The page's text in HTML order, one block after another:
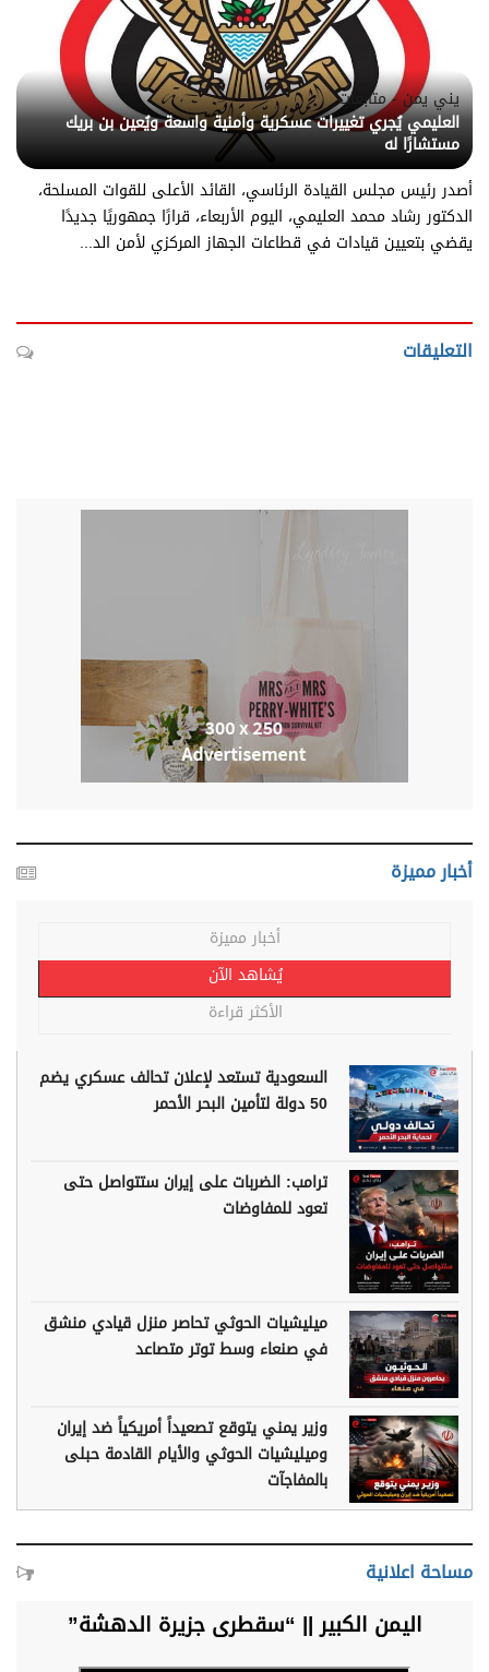
يني يمن - متابعات
العليمي يُجري تغييرات عسكرية وأمنية واسعة ويُعين بن بريك
مستشارًا له
أصدر رئيس مجلس القيادة الرئاسي، القائد الأعلى للقوات المسلحة،
الدكتور رشاد محمد العليمي، اليوم الأربعاء، قرارًا جمهوريًا جديدًا
يقضي بتعيين قيادات في قطاعات الجهاز المركزي لأمن الد...
التعليقات
أخبار مميزة
أخبار مميزة
يُشاهد الآن
الأكثر قراءة
السعودية تستعد لإعلان تحالف عسكري يضم
50 دولة لتأمين البحر الأحمر
ترامب: الضربات على إيران ستتواصل حتى
تعود للمفاوضات
ميليشيات الحوثي تحاصر منزل قيادي منشق
في صنعاء وسط توتر متصاعد
وزير يمني يتوقع تصعيداً أمريكياً ضد إيران
وميليشيات الحوثي والأيام القادمة حبلى
بالمفاجآت
مساحة اعلانية
اليمن الكبير || “سقطرى جزيرة الدهشة”